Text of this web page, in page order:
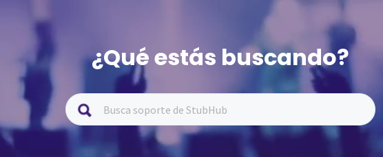
¿Qué estás buscando?